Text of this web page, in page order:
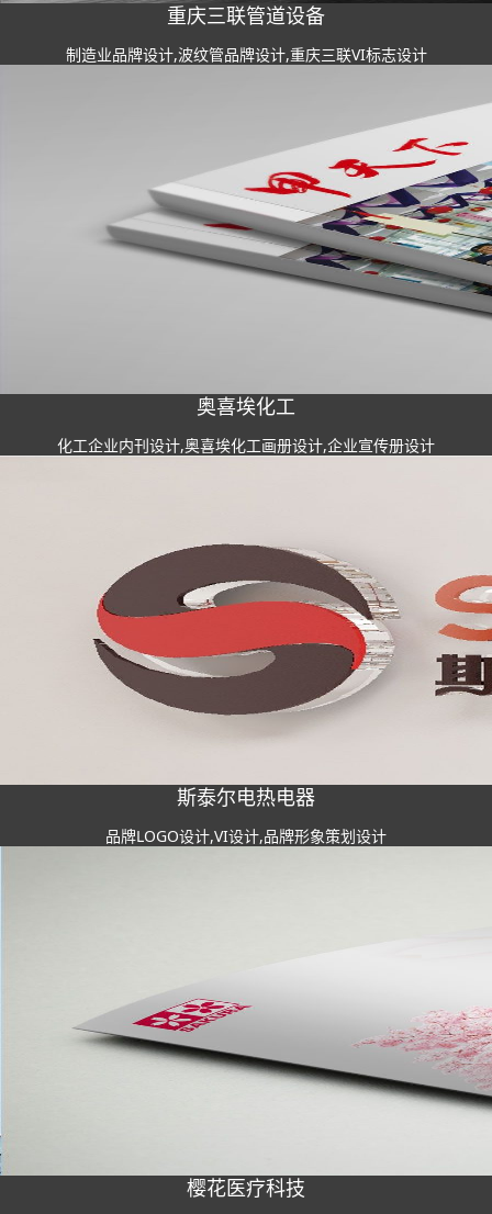
重庆三联管道设备
制造业品牌设计,波纹管品牌设计,重庆三联VI标志设计
奥喜埃化工
化工企业内刊设计,奥喜埃化工画册设计,企业宣传册设计
斯泰尔电热电器
品牌LOGO设计,VI设计,品牌形象策划设计
樱花医疗科技